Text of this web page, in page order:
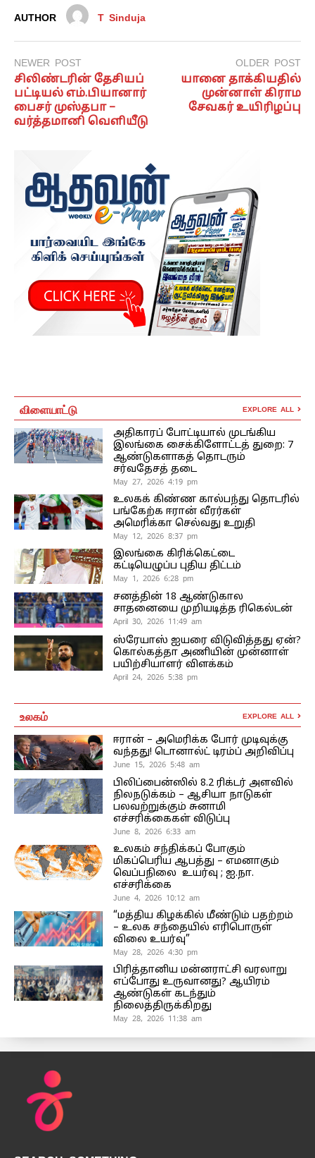
AUTHOR T Sinduja
NEWER POST
சிலிண்டரின் தேசியப்
பட்டியல் எம்.பியானார்
பைசர் முஸ்தபா –
வர்த்தமானி வெளியீடு
OLDER POST
யானை தாக்கியதில்
முன்னாள் கிராம
சேவகர் உயிரிழப்பு
விளையாட்டு EXPLORE ALL
அதிகாரப் போட்டியால் முடங்கிய
இலங்கை சைக்கிளோட்டத் துறை: 7
ஆண்டுகளாகத் தொடரும்
சர்வதேசத் தடை
May 27, 2026 4:19 pm
உலகக் கிண்ண கால்பந்து தொடரில்
பங்கேற்க ஈரான் வீரர்கள்
அமெரிக்கா செல்வது உறுதி
May 12, 2026 8:37 pm
இலங்கை கிரிக்கெட்டை
கட்டியெழுப்ப புதிய திட்டம்
May 1, 2026 6:28 pm
சனத்தின் 18 ஆண்டுகால
சாதனையை முறியடித்த ரிகெல்டன்
April 30, 2026 11:49 am
ஸ்ரேயாஸ் ஐயரை விடுவித்தது ஏன்?
கொல்கத்தா அணியின் முன்னாள்
பயிற்சியாளர் விளக்கம்
April 24, 2026 5:38 pm
உலகம் EXPLORE ALL
ஈரான் – அமெரிக்க போர் முடிவுக்கு
வந்தது! டொனால்ட் டிரம்ப் அறிவிப்பு
June 15, 2026 5:48 am
பிலிப்பைன்ஸில் 8.2 ரிக்டர் அளவில்
நிலநடுக்கம் – ஆசியா நாடுகள்
பலவற்றுக்கும் சுனாமி
எச்சரிக்கைகள் விடுப்பு
June 8, 2026 6:33 am
உலகம் சந்திக்கப் போகும்
மிகப்பெரிய ஆபத்து – எமனாகும்
வெப்பநிலை உயர்வு ; ஐ.நா.
எச்சரிக்கை
June 4, 2026 10:12 am
“மத்திய கிழக்கில் மீண்டும் பதற்றம்
– உலக சந்தையில் எரிபொருள்
விலை உயர்வு”
May 28, 2026 4:30 pm
பிரித்தானிய மன்னராட்சி வரலாறு
எப்போது உருவானது? ஆயிரம்
ஆண்டுகள் கடந்தும்
நிலைத்திருக்கிறது
May 28, 2026 11:38 am